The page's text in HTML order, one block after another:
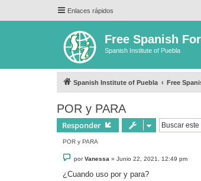
Enlaces rápidos
Free Spanish
Spanish Institute of Puebla
Spanish Institute of Puebla Free
POR y PARA
Responder
POR y PARA
e
n
s
porVanessa » Junio 22, 2021, 12:49 pm
¿Cuando uso por y para?